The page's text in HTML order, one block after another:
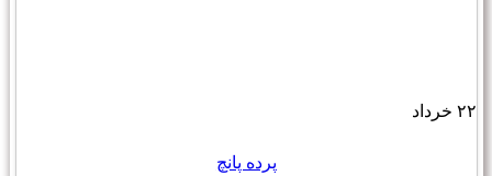
۲۲ خرداد
پرده پانچ